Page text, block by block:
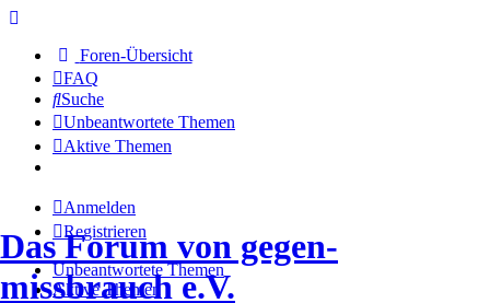
Foren-Übersicht
FAQ
Suche
Unbeantwortete Themen
Aktive Themen
Anmelden
Registrieren
Unbeantwortete Themen
Aktive Themen
Das Forum von gegen-
missbrauch e.V.